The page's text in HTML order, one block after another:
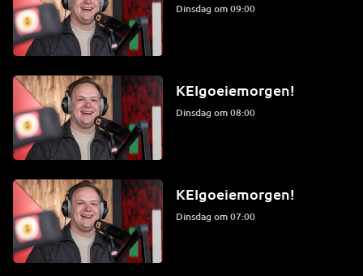
dinsdag om 09:00
KEIgoeiemorgen!
dinsdag om 08:00
KEIgoeiemorgen!
dinsdag om 07:00